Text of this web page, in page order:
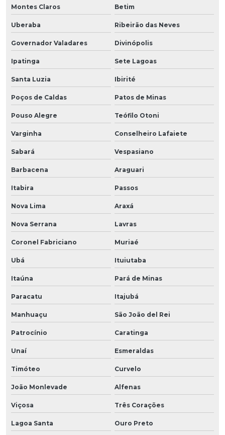
Montes Claros Betim
Uberaba Ribeirão das Neves
Governador Valadares Divinópolis
Ipatinga Sete Lagoas
Santa Luzia Ibirité
Poços de Caldas Patos de Minas
Pouso Alegre Teófilo Otoni
Varginha Conselheiro Lafaiete
Sabará Vespasiano
Barbacena Araguari
Itabira Passos
Nova Lima Araxá
Nova Serrana Lavras
Coronel Fabriciano Muriaé
Ubá Ituiutaba
Itaúna Pará de Minas
Paracatu Itajubá
Manhuaçu São João del Rei
Patrocínio Caratinga
Unaí Esmeraldas
Timóteo Curvelo
João Monlevade Alfenas
Viçosa Três Corações
Lagoa Santa Ouro Preto